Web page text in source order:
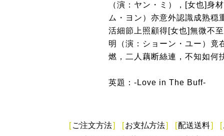
（演：ヤン・ミ），[女也]身
ム・ヨン）亦意外認識成熟
活細節上照顧得[女也]無微不
明（演：ショーン・ユー）竟
燃，二人藕断絲連，不知如
英題：-Love in The Buff-
[ ご注文方法] [お支払方法] [配送送料] [